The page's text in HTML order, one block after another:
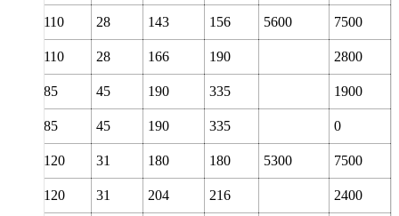
110 28 143 156 5600 7500
110 28 166 190 2800
85 45 190 335 1900
85 45 190 335 0
120 31 180 180 5300 7500
120 31 204 216 2400